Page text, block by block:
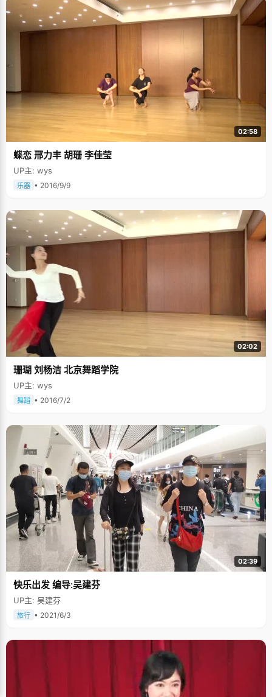
02:58
蝶恋 邢力丰 胡珊 李佳莹
UP主: wys
乐器 • 2016/9/9
02:02
珊瑚 刘杨洁 北京舞蹈学院
UP主: wys
舞蹈 • 2016/7/2
02:39
快乐出发 编导:吴建芬
UP主: 吴建芬
旅行 • 2021/6/3